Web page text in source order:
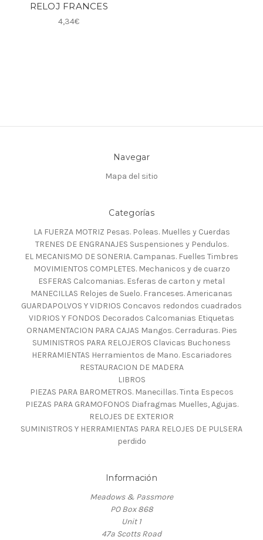
RELOJ FRANCES
4,34€
Navegar
Mapa del sitio
Categorías
LA FUERZA MOTRIZ Pesas. Poleas. Muelles y Cuerdas
TRENES DE ENGRANAJES Suspensiones y Pendulos.
EL MECANISMO DE SONERIA. Campanas. Fuelles Timbres
MOVIMIENTOS COMPLETES. Mechanicos y de cuarzo
ESFERAS Calcomanias. Esferas de carton y metal
MANECILLAS Relojes de Suelo. Franceses. Americanas
GUARDAPOLVOS Y VIDRIOS Concavos redondos cuadrados
VIDRIOS Y FONDOS Decorados Calcomanias Etiquetas
ORNAMENTACION PARA CAJAS Mangos. Cerraduras. Pies
SUMINISTROS PARA RELOJEROS Clavicas Buchoness
HERRAMIENTAS Herramientos de Mano. Escariadores
RESTAURACION DE MADERA
LIBROS
PIEZAS PARA BAROMETROS. Manecillas. Tinta Especos
PIEZAS PARA GRAMOFONOS Diafragmas Muelles, Agujas.
RELOJES DE EXTERIOR
SUMINISTROS Y HERRAMIENTAS PARA RELOJES DE PULSERA
perdido
Información
Meadows & Passmore
PO Box 868
Unit 1
47a Scotts Road